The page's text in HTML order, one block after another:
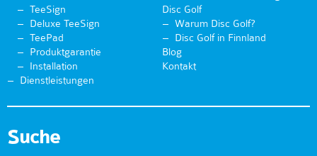
TeeSign
Deluxe TeeSign
TeePad
Produktgarantie
Installation
Dienstleistungen
Disc Golf
Warum Disc Golf?
Disc Golf in Finnland
Blog
Kontakt
Suche